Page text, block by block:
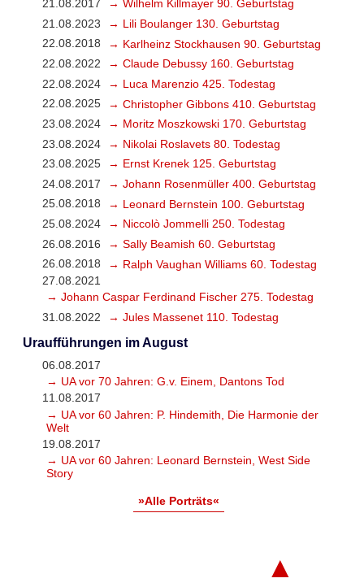
21.08.2017
→ Wilhelm Killmayer 90. Geburtstag
21.08.2023
→ Lili Boulanger 130. Geburtstag
22.08.2018
→ Karlheinz Stockhausen 90. Geburtstag
22.08.2022
→ Claude Debussy 160. Geburtstag
22.08.2024
→ Luca Marenzio 425. Todestag
22.08.2025
→ Christopher Gibbons 410. Geburtstag
23.08.2024
→ Moritz Moszkowski 170. Geburtstag
23.08.2024
→ Nikolai Roslavets 80. Todestag
23.08.2025
→ Ernst Krenek 125. Geburtstag
24.08.2017
→ Johann Rosenmüller 400. Geburtstag
25.08.2018
→ Leonard Bernstein 100. Geburtstag
25.08.2024
→ Niccolò Jommelli 250. Todestag
26.08.2016
→ Sally Beamish 60. Geburtstag
26.08.2018
→ Ralph Vaughan Williams 60. Todestag
27.08.2021
→ Johann Caspar Ferdinand Fischer 275. Todestag
31.08.2022
→ Jules Massenet 110. Todestag
Uraufführungen im August
06.08.2017
→ UA vor 70 Jahren: G.v. Einem, Dantons Tod
11.08.2017
→ UA vor 60 Jahren: P. Hindemith, Die Harmonie der
Welt
19.08.2017
→ UA vor 60 Jahren: Leonard Bernstein, West Side
Story
»Alle Porträts«
▲